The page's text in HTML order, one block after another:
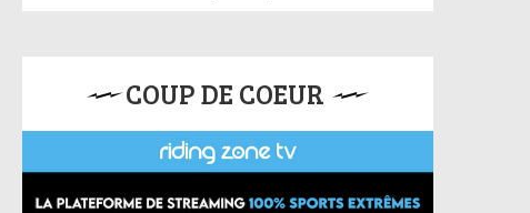
COUP DE COEUR